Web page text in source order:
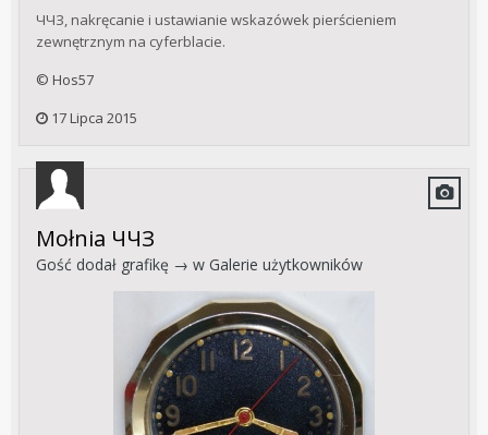
ЧЧЗ, nakręcanie i ustawianie wskazówek pierścieniem
zewnętrznym na cyferblacie.
© Hos57
17 Lipca 2015
Mołnia ЧЧЗ
Gość dodał grafikę → w Galerie użytkowników